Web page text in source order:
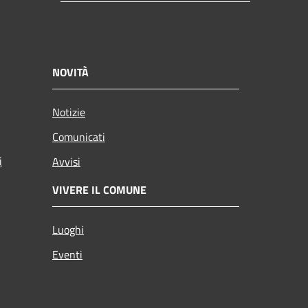
NOVITÀ
Notizie
Comunicati
Avvisi
VIVERE IL COMUNE
Luoghi
Eventi